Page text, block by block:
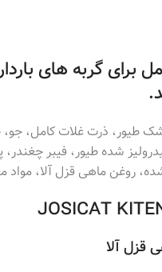
برای گربه های
طیور، ذرت غلات کامل، جو،
شده طیور، فیبر چغندر،
روغن ماهی قزل آلا، مواد
قزل آلا